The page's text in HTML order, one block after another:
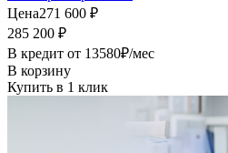
Цена271 600 ₽
285 200 ₽
В кредит от 13580₽/мес
В корзину
Купить в 1 клик